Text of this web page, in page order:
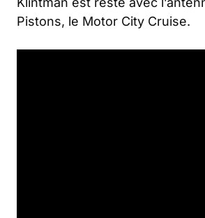
Pistons, le Motor City Cruise.